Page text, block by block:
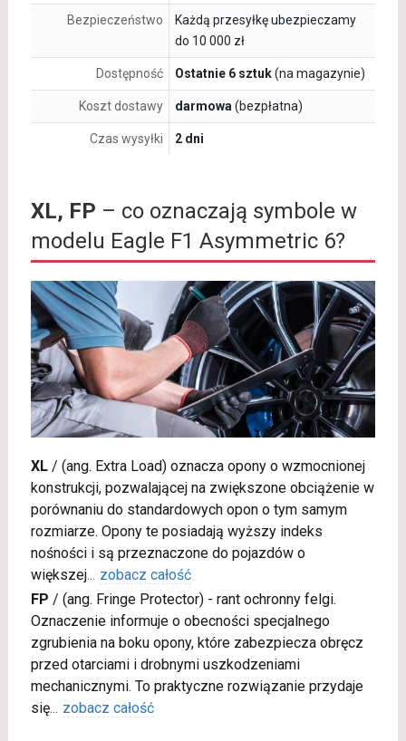
Bezpieczeństwo
Każdą przesyłkę ubezpieczamy
do 10 000 zł
Dostępność Ostatnie 6 sztuk(na magazynie)
Koszt dostawy darmowa (bezpłatna)
Czas wysyłki 2 dni
XL, FP – co oznaczają symbole w
modelu Eagle F1 Asymmetric 6?
XL/ (ang. Extra Load) oznacza opony o wzmocnionej
konstrukcji, pozwalającej na zwiększone obciążenie w
porównaniu do standardowych opon o tym samym
rozmiarze. Opony te posiadają wyższy indeks
nośności i są przeznaczone do pojazdów o
większej... zobacz całość
FP / (ang. Fringe Protector) - rant ochronny felgi.
Oznaczenie informuje o obecności specjalnego
zgrubienia na boku opony, które zabezpiecza obręcz
przed otarciami i drobnymi uszkodzeniami
mechanicznymi. To praktyczne rozwiązanie przydaje
się... zobacz całość